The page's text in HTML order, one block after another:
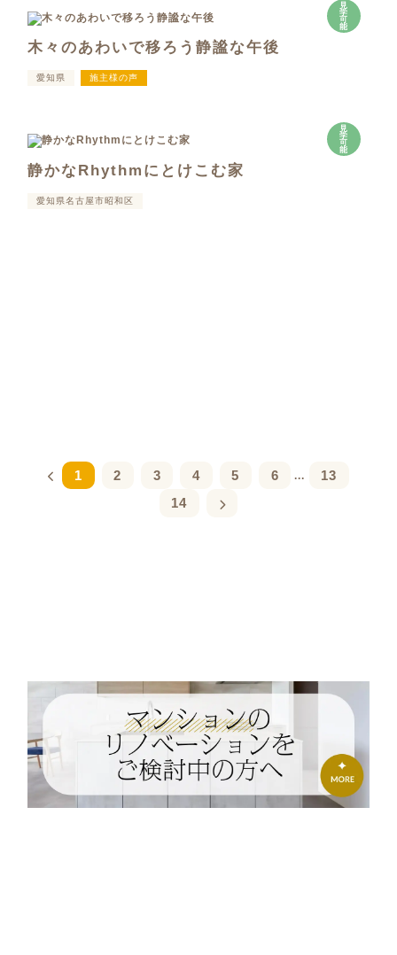
見
学
可
能
木々のあわいで移ろう静謐な午後
愛知県 施主様の声
見
学
可
能
静かなRhythmにとけこむ家
愛知県名古屋市昭和区
1 2 3 4 5 6 ...
13
14